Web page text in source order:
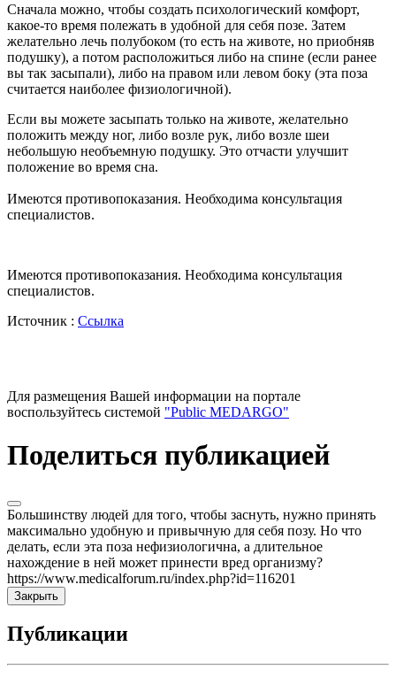
Сначала можно, чтобы создать психологический комфорт,
какое-то время полежать в удобной для себя позе. Затем
желательно лечь полубоком (то есть на животе, но приобняв
подушку), а потом расположиться либо на спине (если ранее
вы так засыпали), либо на правом или левом боку (эта поза
считается наиболее физиологичной).
Если вы можете засыпать только на животе, желательно
положить между ног, либо возле рук, либо возле шеи
небольшую необъемную подушку. Это отчасти улучшит
положение во время сна.
Имеются противопоказания. Необходима консультация
специалистов.
Имеются противопоказания. Необходима консультация
специалистов.
Источник : Ссылка
Для размещения Вашей информации на портале
воспользуйтесь системой "Public MEDARGO"
Поделиться публикацией
Большинству людей для того, чтобы заснуть, нужно принять
максимально удобную и привычную для себя позу. Но что
делать, если эта поза нефизиологична, а длительное
нахождение в ней может принести вред организму?
https://www.medicalforum.ru/index.php?id=116201
Закрыть
Публикации